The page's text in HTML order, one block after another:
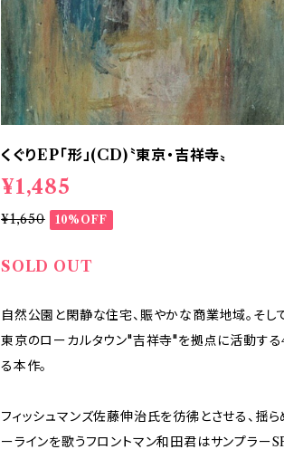
くぐりEP「形」(CD)〝東京・吉祥寺〟
¥1,485
¥1,650 10%OFF
SOLD OUT
自然公園と閑静な住宅、賑やかな商業地域。そし
東京のローカルタウン"吉祥寺"を拠点に活動する4
る本作。
フィッシュマンズ佐藤伸治氏を彷彿とさせる、揺
ーラインを歌うフロントマン和田君はサンプラー